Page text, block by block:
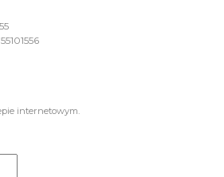
internetowym.